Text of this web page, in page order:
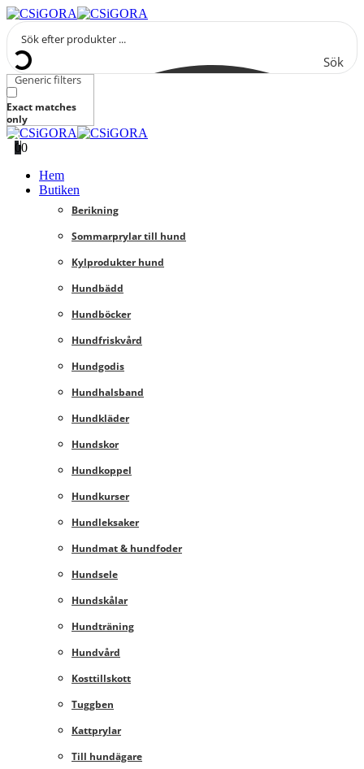
Sök
Generic filters
Exact matches
only
00
Hem
Butiken
Berikning
Sommarprylar till hund
Kylprodukter hund
Hundbädd
Hundböcker
Hundfriskvård
Hundgodis
Hundhalsband
Hundkläder
Hundskor
Hundkoppel
Hundkurser
Hundleksaker
Hundmat & hundfoder
Hundsele
Hundskålar
Hundträning
Hundvård
Kosttillskott
Tuggben
Kattprylar
Till hundägare